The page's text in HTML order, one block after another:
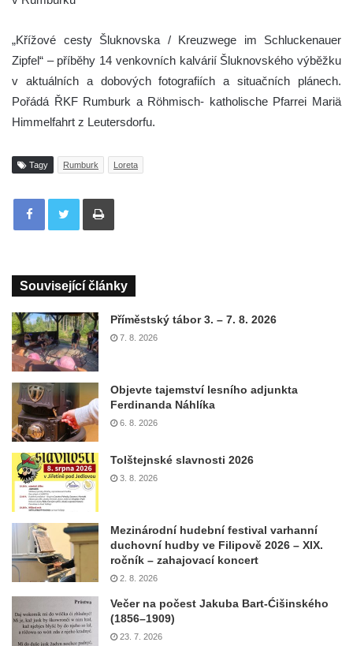
„Křížové cesty Šluknovska / Kreuzwege im Schluckenauer
Zipfel“ – příběhy 14 venkovních kalvárií Šluknovského výběžku
v aktuálních a dobových fotografiích a situačních plánech.
Pořádá ŘKF Rumburk a Röhmisch- katholische Pfarrei Mariä
Himmelfahrt z Leutersdorfu.
Tagy Rumburk Loreta
Tisknout
Související články
Příměstský tábor 3. – 7. 8. 2026
7. 8. 2026
Objevte tajemství lesního adjunkta
Ferdinanda Náhlíka
6. 8. 2026
Tolštejnské slavnosti 2026
3. 8. 2026
Mezinárodní hudební festival varhanní
duchovní hudby ve Filipově 2026 – XIX.
ročník – zahajovací koncert
2. 8. 2026
Večer na počest Jakuba Bart-Ćišinského
(1856–1909)
23. 7. 2026